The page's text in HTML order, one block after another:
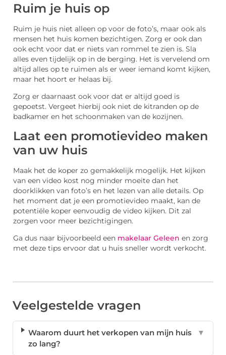
Ruim je huis op
Ruim je huis niet alleen op voor de foto’s, maar ook als
mensen het huis komen bezichtigen. Zorg er ook dan
ook echt voor dat er niets van rommel te zien is. Sla
alles even tijdelijk op in de berging. Het is vervelend om
altijd alles op te ruimen als er weer iemand komt kijken,
maar het hoort er helaas bij.
Zorg er daarnaast ook voor dat er altijd goed is
gepoetst. Vergeet hierbij ook niet de kitranden op de
badkamer en het schoonmaken van de kozijnen.
Laat een promotievideo maken
van uw huis
Maak het de koper zo gemakkelijk mogelijk. Het kijken
van een video kost nog minder moeite dan het
doorklikken van foto’s en het lezen van alle details. Op
het moment dat je een promotievideo maakt, kan de
potentiële koper eenvoudig de video kijken. Dit zal
zorgen voor meer bezichtigingen.
Ga dus naar bijvoorbeeld een makelaar Geleen en zorg
met deze tips ervoor dat u huis sneller wordt verkocht.
Veelgestelde vragen
Waarom duurt het verkopen van mijn huis
zo lang?
▼